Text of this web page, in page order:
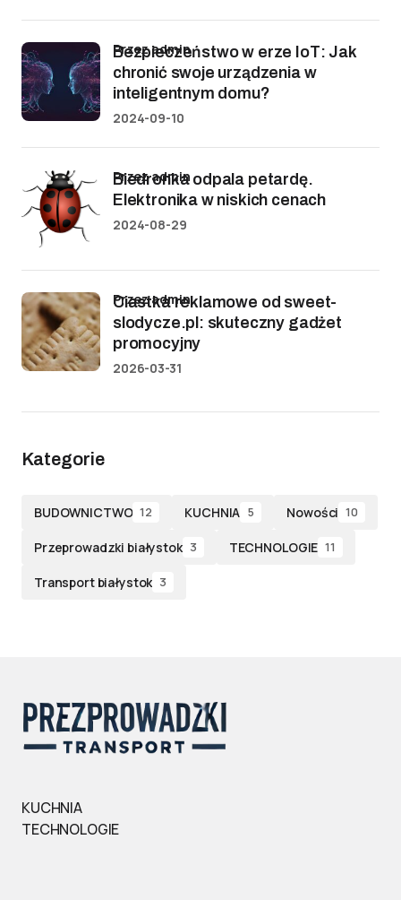
Bezpieczeństwo w erze IoT: Jak
chronić swoje urządzenia w
inteligentnym domu?
przez admin
2024-09-10
Biedronka odpala petardę.
Elektronika w niskich cenach
przez admin
2024-08-29
Ciastka reklamowe od sweet-
slodycze.pl: skuteczny gadżet
promocyjny
przez admin
2026-03-31
Kategorie
BUDOWNICTWO 12 KUCHNIA 5 Nowości 10
Przeprowadzki białystok 3 TECHNOLOGIE 11
Transport białystok 3
KUCHNIA
TECHNOLOGIE